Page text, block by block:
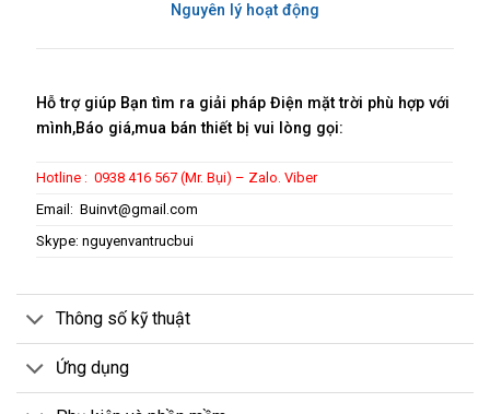
Nguyên lý hoạt động
Hỗ trợ giúp Bạn tìm ra giải pháp Điện mặt trời phù hợp với
mình,Báo giá,mua bán thiết bị vui lòng gọi:
Hotline : 0938 416 567 (Mr. Bụi) – Zalo. Viber
Email:Buinvt@gmail.com
Skype: nguyenvantrucbui
Thông số kỹ thuật
Ứng dụng